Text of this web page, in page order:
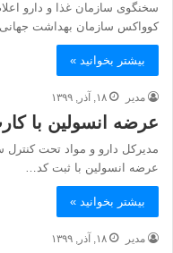
کوواکس سازمان بهداشت جهانی
بیشتر بخوانید »
مدیر ۱۸, آذر, ۱۳۹۹
عرضه انسولین با
مدیرکل دارو و مواد تحت کنترل
عرضه انسولین با ثبت کد…
بیشتر بخوانید »
مدیر ۱۸, آذر, ۱۳۹۹